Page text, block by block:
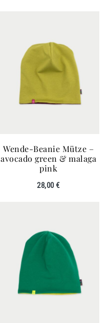
Wende-Beanie Mütze –
avocado green & malaga
pink
28,00€